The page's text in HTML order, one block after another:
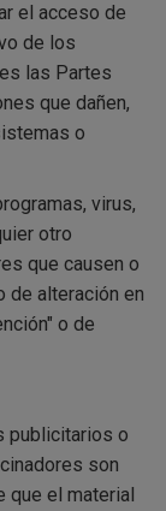
el acceso de
de los
las Partes
que dañen,
o
virus,
otro
que causen o
de alteración en
o de
publicitarios o
son
que el material